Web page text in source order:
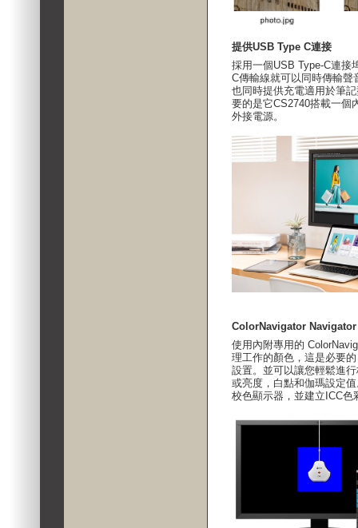
提供USB Type C連接
採用一個USB Type-C連接
C傳輸線就可以同時傳輸
也同時提供充電適用於筆
要的是它CS2740搭載一個
外接電源。
ColorNavigator Navigator
使用內附專用的
理工作的顏色，這是必要
設置。並可以讓您輕鬆進
或亮度，白點和伽瑪設定
校色顯示器，並建立ICC色